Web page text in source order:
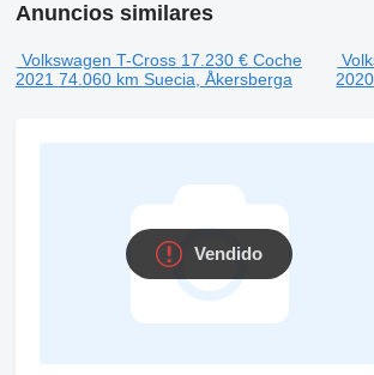
Anuncios similares
Volkswagen T-Cross 17.230 € Coche
2021 74.060 km Suecia, Åkersberga
Vendido